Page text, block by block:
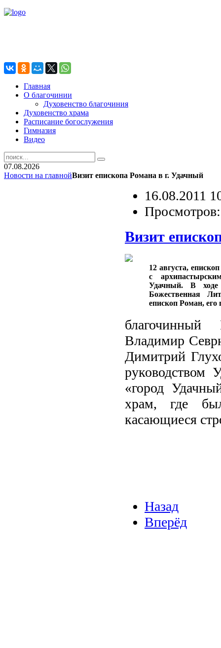
Главная
О благочинии
Духовенство благочиния
Духовенство храма
Расписание богослужения
Гимназия
Видео
07.08.2026
Новости на главнойВизит епископа Романа в г. Удачный
16.08.2011
Визит
12 августа,
с
Удачный. В ходе
Божественная
епископ Роман, его
благочинный
Владимир
Димитрий
руководством
«город
храм, где
касающиеся
Назад
Вперёд